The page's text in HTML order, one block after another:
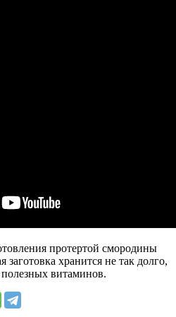
протертой смородины
заготовка хранится не так долго,
полезных витаминов.